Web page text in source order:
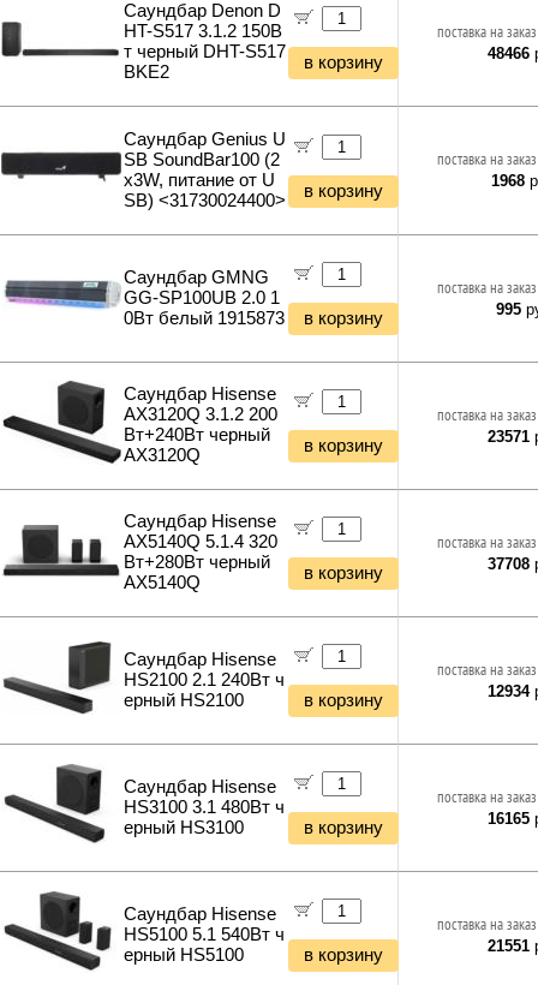
Саундбар Denon D
HT-S517 3.1.2 150В
т черный DHT-S517
BKE2
в корзину
поставка на
48466
Саундбар Genius U
SB SoundBar100 (2
x3W, питание от U
SB) <31730024400>
в корзину
поставка на
1968
Саундбар GMNG
GG-SP100UB 2.0 1
0Вт белый 1915873
в корзину
поставка на
995
Саундбар Hisense
AX3120Q 3.1.2 200
Вт+240Вт черный
AX3120Q
в корзину
поставка на
23571
Саундбар Hisense
AX5140Q 5.1.4 320
Вт+280Вт черный
AX5140Q
в корзину
поставка на
37708
Саундбар Hisense
HS2100 2.1 240Вт ч
ерный HS2100
в корзину
поставка на
12934
Саундбар Hisense
HS3100 3.1 480Вт ч
ерный HS3100
в корзину
поставка на
16165
Саундбар Hisense
HS5100 5.1 540Вт ч
ерный HS5100
в корзину
поставка на
21551